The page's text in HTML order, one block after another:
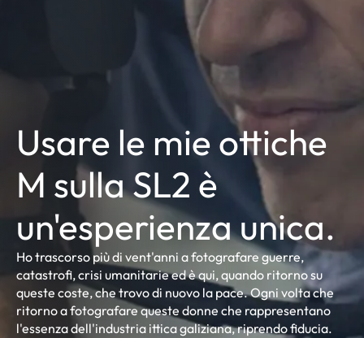
Usare le mie ottiche
M sulla SL2 è
un'esperienza unica.
Ho trascorso più di vent'anni a fotografare guerre,
catastrofi, crisi umanitarie ed è qui, quando ritorno su
queste coste, che trovo di nuovo la pace. Ogni volta che
ritorno a fotografare queste donne che rappresentano
l'essenza dell'industria ittica galiziana, riprendo fiducia.